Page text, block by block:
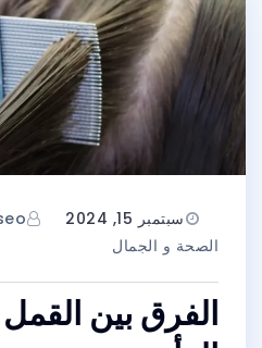
سبتمبر 15, 2024
الصحة و الجمال
الفرق بين